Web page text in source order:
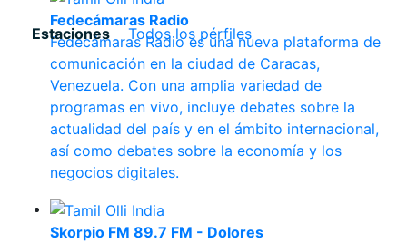
Estaciones Todos los pérfiles
Fedecámaras Radio
Fedecámaras Radio es una nueva plataforma de
comunicación en la ciudad de Caracas,
Venezuela. Con una amplia variedad de
programas en vivo, incluye debates sobre la
actualidad del país y en el ámbito internacional,
así como debates sobre la economía y los
negocios digitales.
Skorpio FM 89.7 FM - Dolores